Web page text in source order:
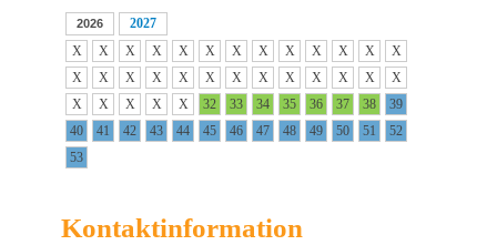
2026
2027
X
X X X X X X X X X X X
X
X
X X X X X X X X X X X
X
X
X X X X 32 33 34 35 36 37 38
39
40
41 42 43 44 45 46 47 48 49 50 51
52
53
Kontaktinformation